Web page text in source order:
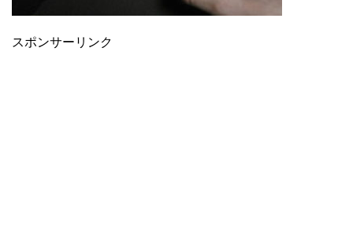
スポンサーリンク